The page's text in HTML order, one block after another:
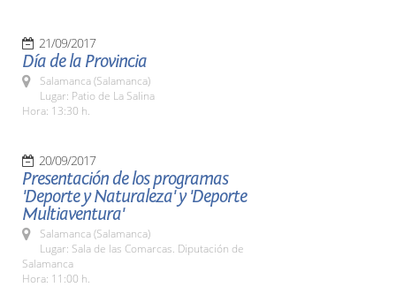
21/09/2017
Día de la Provincia
Salamanca (Salamanca)
Lugar: Patio de La Salina
Hora: 13:30 h.
20/09/2017
Presentación de los programas
'Deporte y Naturaleza' y 'Deporte
Multiaventura'
Salamanca (Salamanca)
Lugar: Sala de las Comarcas. Diputación de
Salamanca
Hora: 11:00 h.